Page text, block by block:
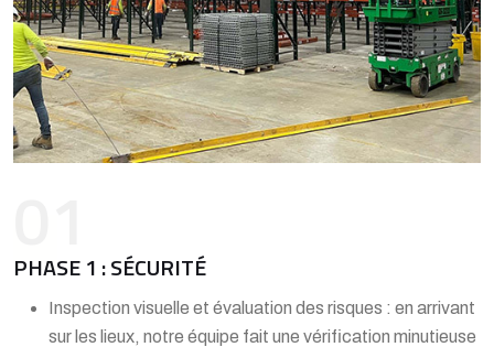
PHASE 1 : SÉCURITÉ
Inspection visuelle et évaluation des risques : en arrivant
sur les lieux, notre équipe fait une vérification minutieuse